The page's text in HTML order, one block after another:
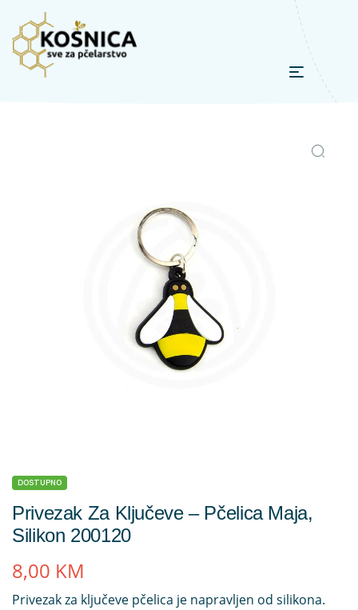
DOSTUPNO
Privezak Za Ključeve – Pčelica Maja,
Silikon 200120
8,00 KM
Privezak za ključeve pčelica je napravljen od silikona.